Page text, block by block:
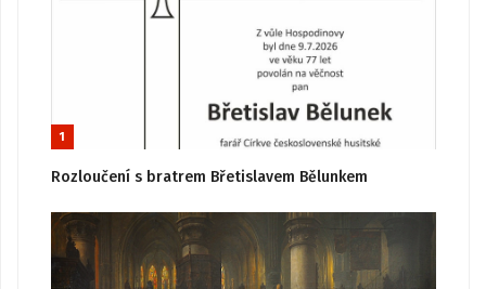
1
Rozloučení s bratrem Břetislavem Bělunkem